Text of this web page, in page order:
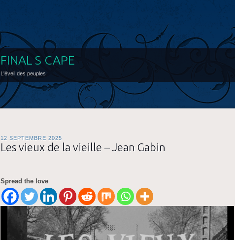
FINAL S CAPE
L'éveil des peuples
12 SEPTEMBRE 2025
Les vieux de la vieille – Jean Gabin
Spread the love